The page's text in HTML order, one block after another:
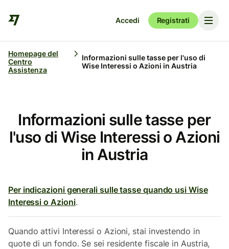
Accedi Registrati
Homepage del
Centro
Assistenza
Informazioni sulle tasse per l'uso di
Wise Interessi o Azioni in Austria
Informazioni sulle tasse per
l'uso di Wise Interessi o Azioni
in Austria
Per indicazioni generali sulle tasse quando usi Wise
Interessi o Azioni.
Quando attivi Interessi o Azioni, stai investendo in
quote di un fondo. Se sei residente fiscale in Austria,